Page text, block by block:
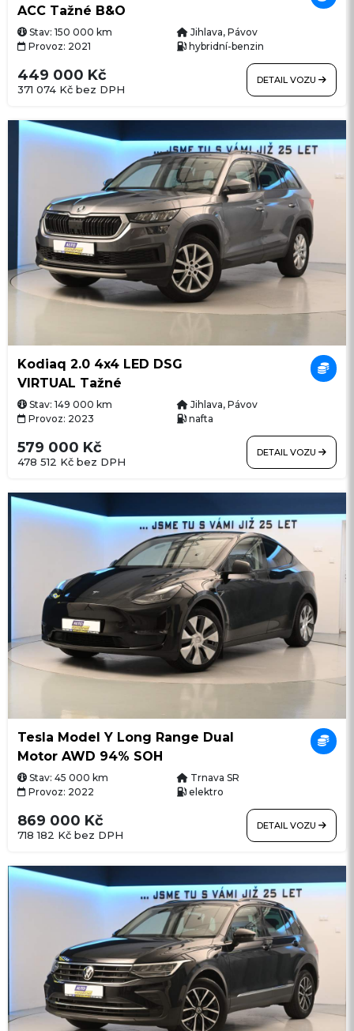
ACC Tažné B&O
Stav: 150 000 km
Jihlava, Pávov
Provoz: 2021
hybridní-benzin
371 074 Kč bez DPH
449 000 Kč DETAIL VOZU
Kodiaq 2.0 4x4 LED DSG
VIRTUAL Tažné
Stav: 149 000 km
Jihlava, Pávov
Provoz: 2023
nafta
478 512 Kč bez DPH
579 000 Kč DETAIL VOZU
Tesla Model Y Long Range Dual
Motor AWD 94% SOH
Stav: 45 000 km
Trnava SR
Provoz: 2022
elektro
718 182 Kč bez DPH
869 000 Kč DETAIL VOZU